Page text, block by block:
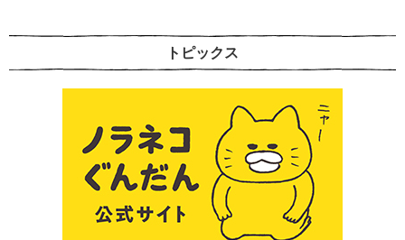
トピックス